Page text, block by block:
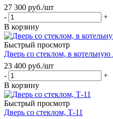
27 300 руб./шт
-
+
В корзину
Быстрый просмотр
Дверь со стеклом, в
23 400 руб./шт
-
+
В корзину
Быстрый просмотр
Дверь со стеклом, Т-11